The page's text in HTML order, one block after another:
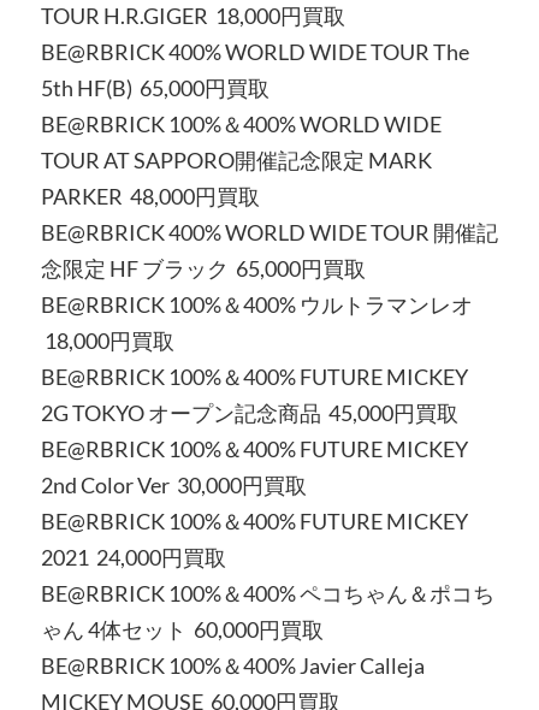
TOUR H.R.GIGER 18,000円買取
BE@RBRICK 400% WORLD WIDE TOUR The
5th HF(B) 65,000円買取
BE@RBRICK 100%＆400% WORLD WIDE
TOUR AT SAPPORO開催記念限定 MARK
PARKER 48,000円買取
BE@RBRICK 400% WORLD WIDE TOUR 開催記
念限定 HF ブラック 65,000円買取
BE@RBRICK 100%＆400% ウルトラマンレオ
18,000円買取
BE@RBRICK 100%＆400% FUTURE MICKEY
2G TOKYO オープン記念商品 45,000円買取
BE@RBRICK 100%＆400% FUTURE MICKEY
2nd Color Ver 30,000円買取
BE@RBRICK 100%＆400% FUTURE MICKEY
2021 24,000円買取
BE@RBRICK 100%＆400% ペコちゃん＆ポコち
ゃん 4体セット 60,000円買取
BE@RBRICK 100%＆400% Javier Calleja
MICKEY MOUSE 60,000円買取